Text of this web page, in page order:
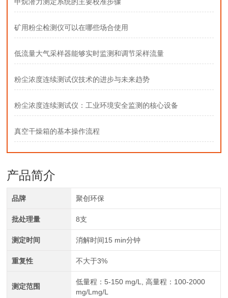
甲烷潜力测定系统的主要校准步骤
矿用粉尘检测仪可以在哪些场合使用
低流量大气采样器能够实时监测和调节采样流量
粉尘浓度连续测试仪技术的进步与未来趋势
粉尘浓度连续测试仪：工业环境安全监测的核心设备
真空干燥箱的基本操作流程
产品简介
品牌 聚创环保
批处理量 8支
测定时间 消解时间15 min分钟
重复性 不大于3%
测定范围
低量程：5-150 mg/L, 高量程：100-2000
mg/Lmg/L